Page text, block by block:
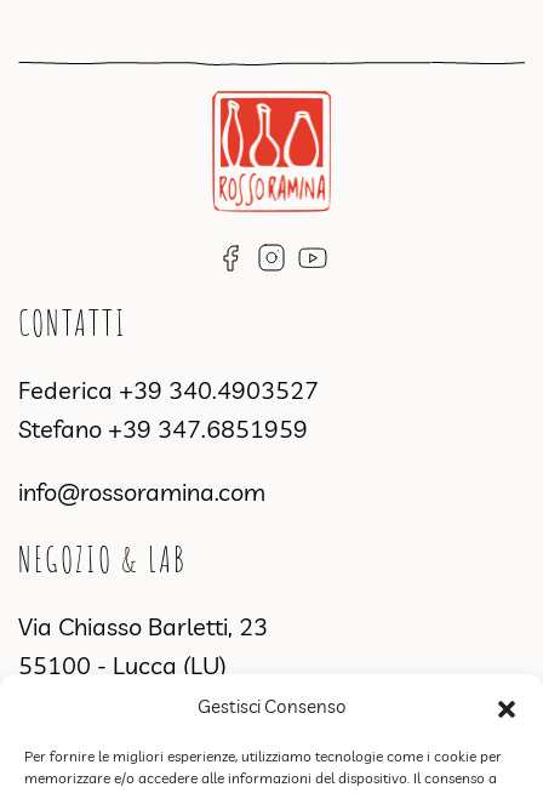
Gestisci Consenso
Per fornire le migliori esperienze, utilizziamo tecnologie come i cookie per
memorizzare e/o accedere alle informazioni del dispositivo. Il consenso a
CONTATTI
Federica +39 340.4903527
Stefano +39 347.6851959
info@rossoramina.com
NEGOZIO & LAB
Via Chiasso Barletti, 23
55100 - Lucca (LU)